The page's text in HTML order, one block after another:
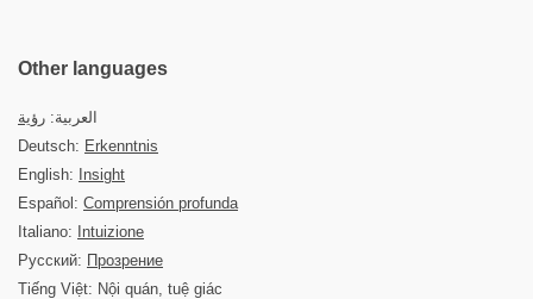
Other languages
العربية: رؤية
Deutsch: Erkenntnis
English:
Insight
Español: Comprensión profunda
Italiano:
Intuizione
Русский: Прозрение
Tiếng Việt: Nội quán, tuệ giác